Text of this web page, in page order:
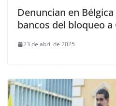
Denuncian en
bancos del bloqueo a
23 de abril de 2025